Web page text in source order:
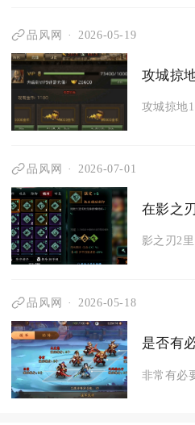
品风网 2026-05-19
攻城掠地
品风网 2026-07-01
影之刃2
品风网 2026-05-18
非常有必